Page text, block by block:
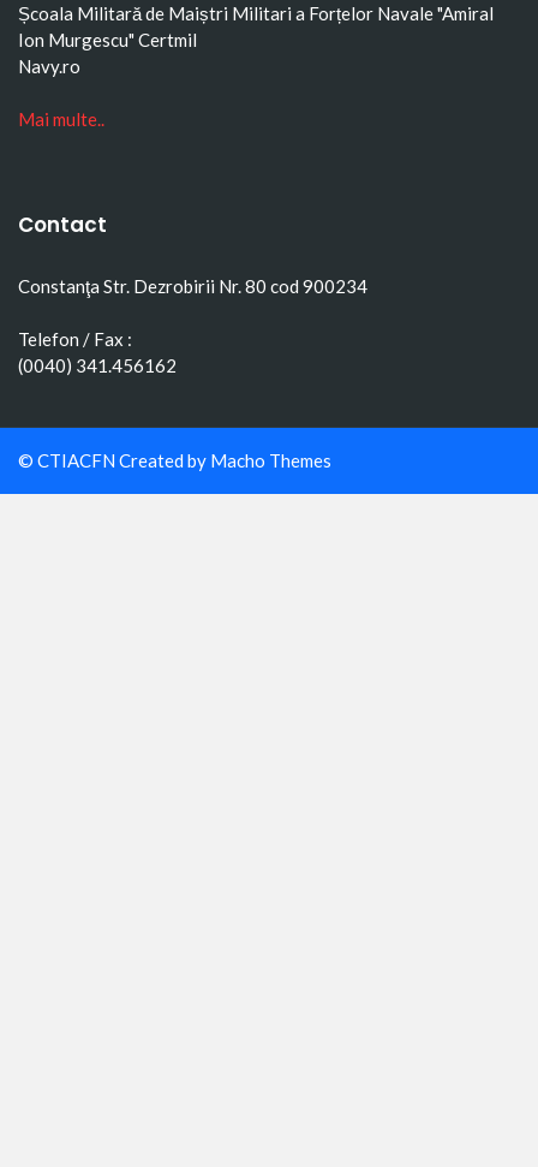
Școala Militară de Maiștri Militari a Forțelor Navale "Amiral
Ion Murgescu" Certmil
Navy.ro
Mai multe..
Contact
Constanţa Str. Dezrobirii Nr. 80 cod 900234
Telefon / Fax :
(0040) 341.456162
© CTIACFN Created by Macho Themes